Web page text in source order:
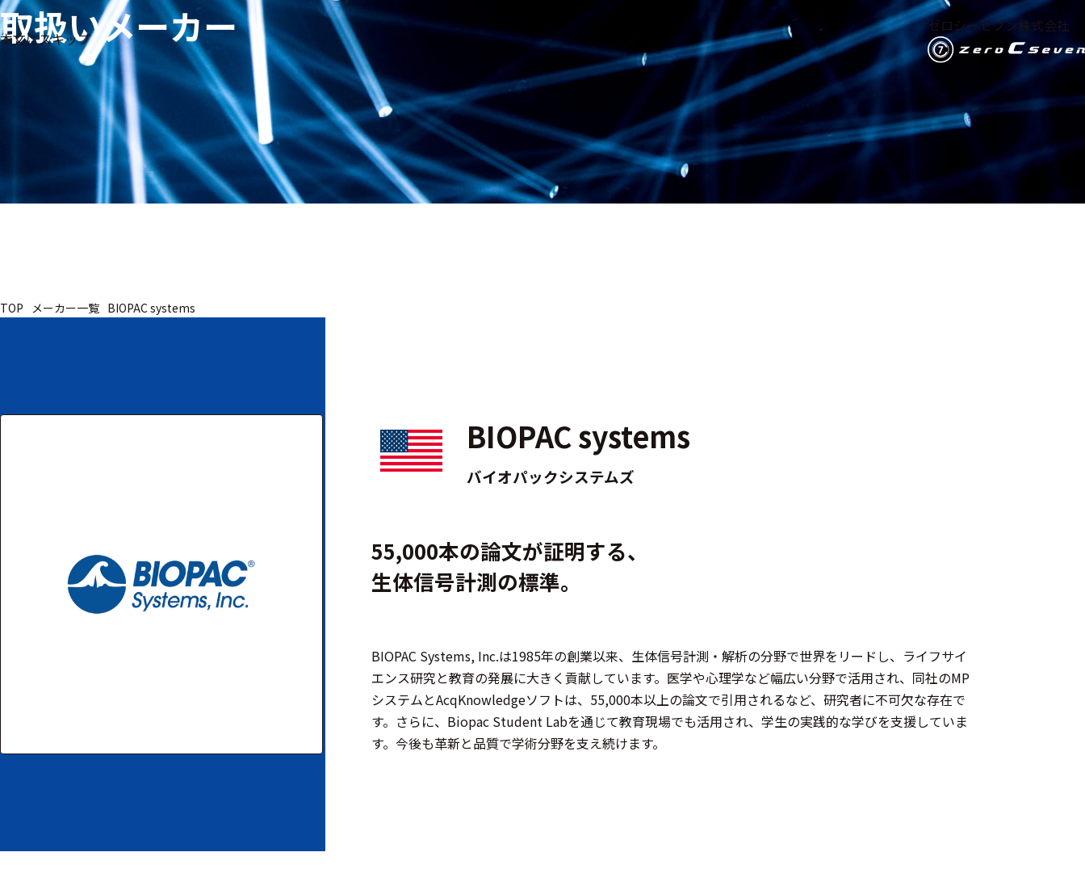
本文にスキップ
ゼロシーセブン株式会社
生体
信
号・
測定
メー
カー
フリ
検索
療
用
研
究
用
物
教
用
リ・
MRI対応
取扱いメーカー
TOP メーカー一覧 BIOPAC systems
BIOPAC systems
バイオパックシステムズ
55,000本の論文が証明する、
生体信号計測の標準。
BIOPAC Systems, Inc.は1985年の創業以来、生体信号計測・解析の分野で世界をリードし、ライフサイ
エンス研究と教育の発展に大きく貢献しています。医学や心理学など幅広い分野で活用され、同社のMP
システムとAcqKnowledgeソフトは、55,000本以上の論文で引用されるなど、研究者に不可欠な存在で
す。さらに、Biopac Student Labを通じて教育現場でも活用され、学生の実践的な学びを支援していま
す。今後も革新と品質で学術分野を支え続けます。